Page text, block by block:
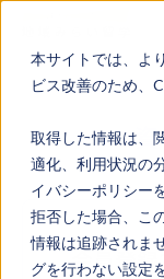
本サイトでは、よ
ビス改善のため、
取得した情報は、
適化、利用状況の
イバシーポリシー
拒否した場合、こ
情報は追跡されま
グを行わない設定
地域みらい
地域みらい
学校を探す
イベントを
会員登録